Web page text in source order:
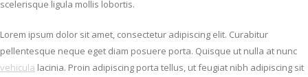
scelerisque ligula mollis lobortis.
Lorem ipsum dolor sit amet, consectetur adipiscing elit. Curabitur
pellentesque neque eget diam posuere porta. Quisque ut nulla at nunc
vehicula lacinia. Proin adipiscing porta tellus, ut feugiat nibh adipiscing sit